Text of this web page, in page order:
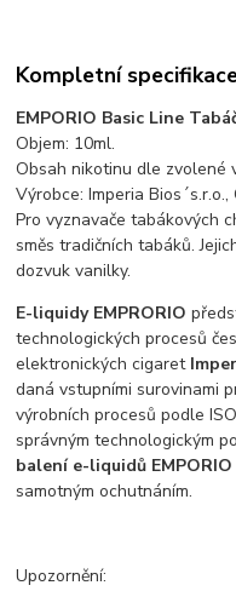
Kompletní
EMPORIO Basic Line
Objem: 10ml.
Obsah nikotinu dle zvolené
Výrobce: Imperia
Pro vyznavače tabákových
směs tradičních tabáků.
dozvuk vanilky.
E-liquidy EMPRORIO
technologických procesů
elektronických cigaret
daná vstupními surovinami
výrobních procesů podle
správným technologickým
balení e-liquidů EMPORIO
samotným ochutnáním.
Upozornění: